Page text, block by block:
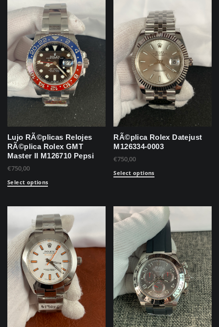
Lujo RÃ©plicas Relojes
RÃ©plica Rolex GMT
Master II M126710 Pepsi
€750,00
Select options
RÃ©plica Rolex Datejust
M126334-0003
€750,00
Select options